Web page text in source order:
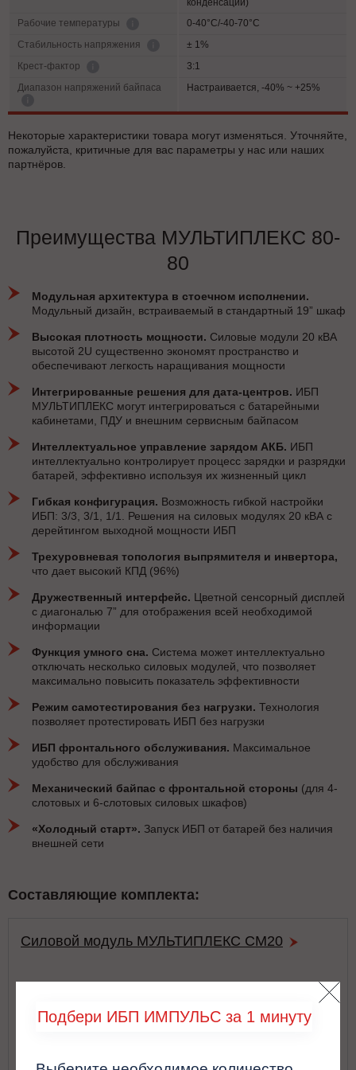
конденсации)
Рабочие температуры
0-40°C/-40-70°C
Cтабильность напряжения
± 1%
Крест-фактор
3:1
Диапазон напряжений байпаса
Настраивается, -40% ~ +25%
Некоторые характеристики товара могут изменяться. Уточняйте,
пожалуйста, критичные для вас параметры у нас или наших
партнёров.
Преимущества МУЛЬТИПЛЕКС 80-
80
Модульная архитектура в стоечном исполнении.
Модульный дизайн, встраиваемый в стандартный 19” шкаф
Высокая плотность мощности. Силовые модули 20 кВА
высотой 2U существенно экономят пространство и
обеспечивают легкость наращивания мощности
Интегрированные решения для дата-центров. ИБП
МУЛЬТИПЛЕКС могут интегрироваться с батарейными
кабинетами, ПДУ и внешним сервисным байпасом
Интеллектуальное управление зарядом АКБ. ИБП
интеллектуально контролирует процесс зарядки и разрядки
батарей, эффективно используя их жизненный цикл
Гибкая конфигурация. Возможность гибкой настройки
ИБП: 3/3, 3/1, 1/1. Решения на силовых модулях 20 кВА с
дерейтингом выходной мощности ИБП
Трехуровневая топология выпрямителя и инвертора,
что дает высокий КПД (96%)
Дружественный интерфейс. Цветной сенсорный дисплей
с диагональю 7” для отображения всей необходимой
информации
Функция умного сна. Система может интеллектуально
отключать несколько силовых модулей, что позволяет
максимально повысить показатель эффективности
Режим самотестирования без нагрузки. Технология
позволяет протестировать ИБП без нагрузки
ИБП фронтального обслуживания. Максимальное
удобство для обслуживания
Механический байпас с фронтальной стороны (для 4-
слотовых и 6-слотовых силовых шкафов)
«Холодный старт». Запуск ИБП от батарей без наличия
внешней сети
Составляющие комплекта:
Силовой модуль МУЛЬТИПЛЕКС СМ20
Подбери ИБП ИМПУЛЬС за 1 минуту